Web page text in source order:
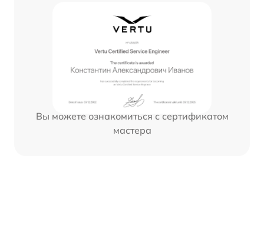
Вы можете ознакомиться с сертификатом
мастера